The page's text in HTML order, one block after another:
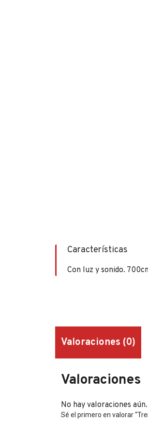
Características
Con luz y sonido.
Valoraciones (0)
Valoraciones
No hay valoraciones aún.
Sé el primero en valorar